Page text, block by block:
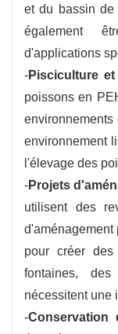
et du bassin de
également
d'applications
-Pisciculture
poissons en
environnement
l'élevage des
-Projets
utilisent des
d'aménagement
pour créer
fontaines,
nécessitent une
-Conservation